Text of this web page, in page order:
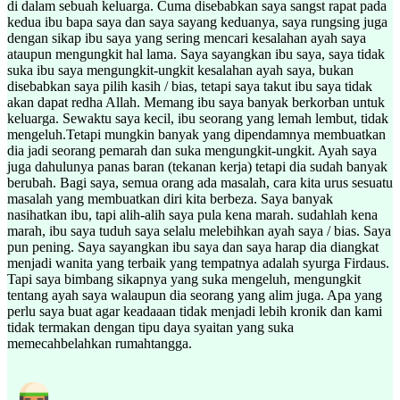
di dalam sebuah keluarga. Cuma disebabkan saya sangst rapat pada
kedua ibu bapa saya dan saya sayang keduanya, saya rungsing juga
dengan sikap ibu saya yang sering mencari kesalahan ayah saya
ataupun mengungkit hal lama. Saya sayangkan ibu saya, saya tidak
suka ibu saya mengungkit-ungkit kesalahan ayah saya, bukan
disebabkan saya pilih kasih / bias, tetapi saya takut ibu saya tidak
akan dapat redha Allah. Memang ibu saya banyak berkorban untuk
keluarga. Sewaktu saya kecil, ibu seorang yang lemah lembut, tidak
mengeluh.Tetapi mungkin banyak yang dipendamnya membuatkan
dia jadi seorang pemarah dan suka mengungkit-ungkit. Ayah saya
juga dahulunya panas baran (tekanan kerja) tetapi dia sudah banyak
berubah. Bagi saya, semua orang ada masalah, cara kita urus sesuatu
masalah yang membuatkan diri kita berbeza. Saya banyak
nasihatkan ibu, tapi alih-alih saya pula kena marah. sudahlah kena
marah, ibu saya tuduh saya selalu melebihkan ayah saya / bias. Saya
pun pening. Saya sayangkan ibu saya dan saya harap dia diangkat
menjadi wanita yang terbaik yang tempatnya adalah syurga Firdaus.
Tapi saya bimbang sikapnya yang suka mengeluh, mengungkit
tentang ayah saya walaupun dia seorang yang alim juga. Apa yang
perlu saya buat agar keadaaan tidak menjadi lebih kronik dan kami
tidak termakan dengan tipu daya syaitan yang suka
memecahbelahkan rumahtangga.